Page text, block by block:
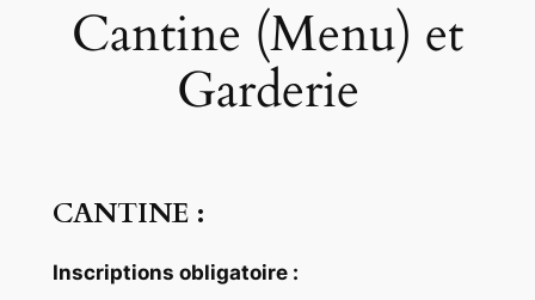
Cantine (Menu) et
Garderie
CANTINE :
Inscriptions obligatoire :